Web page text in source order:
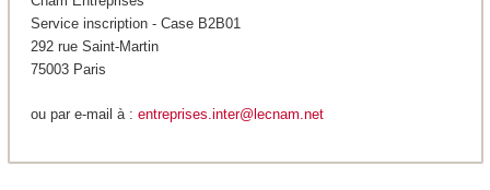
Service inscription - Case B2B01
292 rue Saint-Martin
75003 Paris
ou par e-mail à : entreprises.inter@lecnam.net